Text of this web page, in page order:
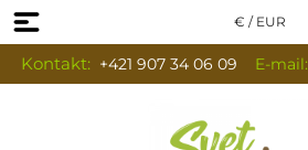
€ / EUR
Kontakt:+421 907 34 06 09 E-mail: